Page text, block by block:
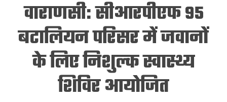
वाराणसी: सीआरपीएफ 95
बटालियन परिसर में जवानों
के लिए निशुल्क स्वास्थ्य
शिविर आयोजित